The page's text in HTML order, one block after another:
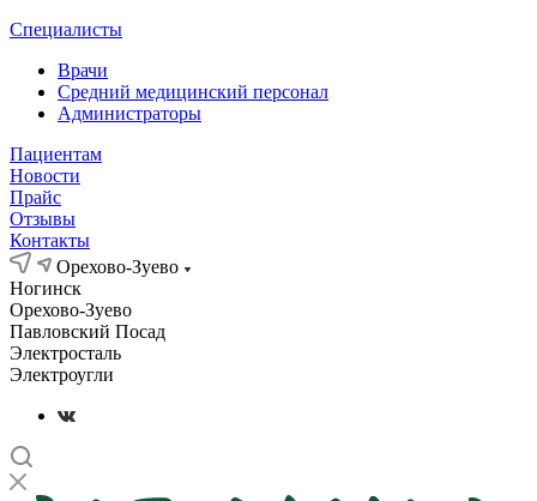
Специалисты
Врачи
Средний медицинский персонал
Администраторы
Пациентам
Новости
Прайс
Отзывы
Контакты
Орехово-Зуево
Ногинск
Орехово-Зуево
Павловский Посад
Электросталь
Электроугли